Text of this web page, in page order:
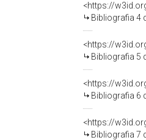
<https://
Bibliografia 4
<https://
Bibliografia 5
<https://
Bibliografia 6
<https://
Bibliografia 7